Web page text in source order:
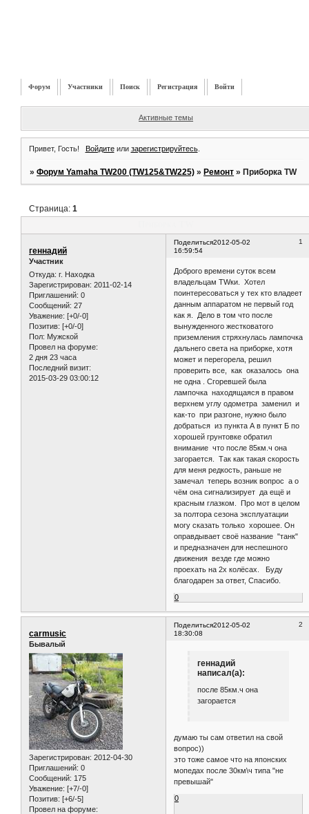
Форум Участники Поиск Регистрация Войти
Активные темы
Привет, Гость! Войдитеили зарегистрируйтесь.
»Форум Yamaha TW200 (TW125&TW225) »Ремонт »Приборка TW
Страница:1
Поделиться 1
2012-05-02
16:59:54
геннадий
Участник
Откуда: г. Находка
Зарегистрирован: 2011-02-14
Приглашений: 0
Сообщений: 27
Уважение: [+0/-0]
Позитив: [+0/-0]
Пол: Мужской
Провел на форуме:
2 дня 23 часа
Последний визит:
2015-03-29 03:00:12
Доброго времени суток всем
владельцам TWки. Хотел
поинтересоваться у тех кто владеет
данным аппаратом не первый год
как я. Дело в том что после
вынужденного жестковатого
приземления стряхнулась лампочка
дальнего света на приборке, хотя
может и перегорела, решил
проверить все, как оказалось она
не одна . Сгоревшей была
лампочка находящаяся в правом
верхнем углу одометра заменил и
как-то при разгоне, нужно было
добраться из пункта А в пункт Б по
хорошей грунтовке обратил
внимание что после 85км.ч она
загорается. Так как такая скорость
для меня редкость, раньше не
замечал теперь возник вопрос а о
чём она сигнализирует да ещё и
красным глазком. Про мот в целом
за полтора сезона эксплуатации
могу сказать только хорошее. Он
оправдывает своё название "танк"
и предназначен для неспешного
движения везде где можно
проехать на 2х колёсах. Буду
благодарен за ответ, Спасибо.
0
Поделиться 2
2012-05-02
18:30:08
carmusic
Бывалый
Зарегистрирован: 2012-04-30
Приглашений: 0
Сообщений: 175
Уважение: [+7/-0]
Позитив: [+6/-5]
Провел на форуме:
геннадий
написал(а):
после 85км.ч она
загорается
думаю ты сам ответил на свой
вопрос))
это тоже самое что на японских
мопедах после 30км\ч типа "не
превышай"
0